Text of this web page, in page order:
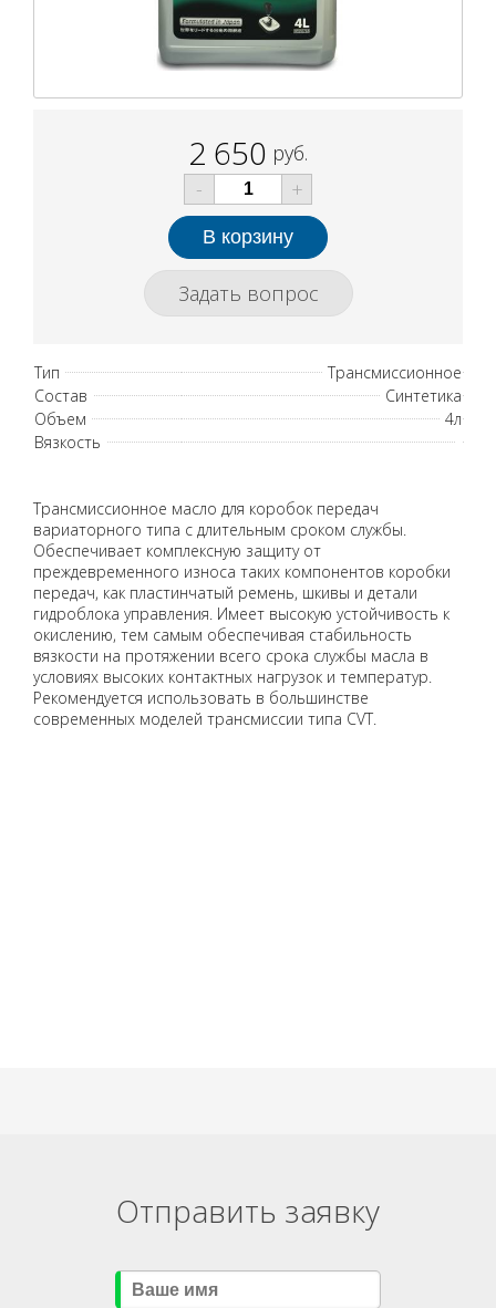
2 650 руб.
-
+
Задать вопрос
Тип
Трансмиссионное
Состав
Синтетика
Объем
4л
Вязкость
Трансмиссионное масло для коробок передач
вариаторного типа с длительным сроком службы.
Обеспечивает комплексную защиту от
преждевременного износа таких компонентов коробки
передач, как пластинчатый ремень, шкивы и детали
гидроблока управления. Имеет высокую устойчивость к
окислению, тем самым обеспечивая стабильность
вязкости на протяжении всего срока службы масла в
условиях высоких контактных нагрузок и температур.
Рекомендуется использовать в большинстве
современных моделей трансмиссии типа CVT.
Отправить заявку